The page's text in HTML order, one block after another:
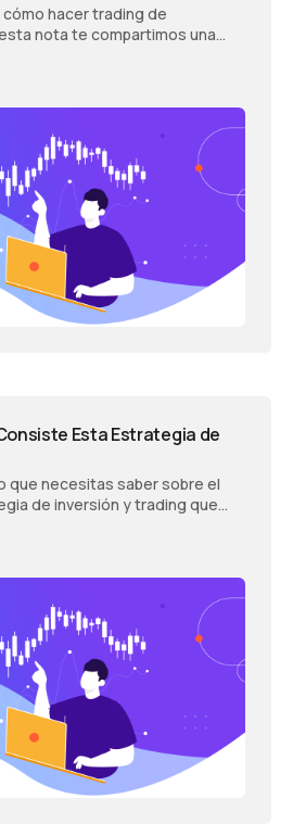
hacer trading de
nota te compartimos una
Esta Estrategia de
que necesitas saber sobre el
de inversión y trading que